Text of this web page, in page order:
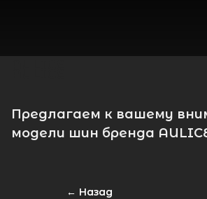
← Назад
Предлагаем к вашему
модели шин бренда